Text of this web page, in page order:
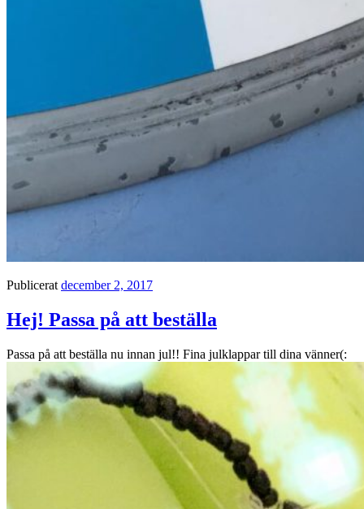
Publicerat december 2, 2017
Hej! Passa på att beställa
Passa på att beställa nu innan jul!! Fina julklappar till dina vänner(: